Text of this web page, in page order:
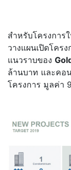
สำหรับโครงการ
วางแผนเปิดโคร
แนวราบของ
ล้านบาท และคอ
โครงการ มูลค่า